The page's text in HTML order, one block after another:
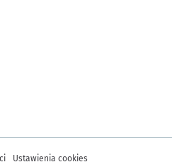
Ustawienia cookies